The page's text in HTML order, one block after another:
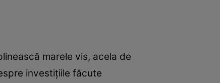
marele vis, acela de
investiţiile făcute